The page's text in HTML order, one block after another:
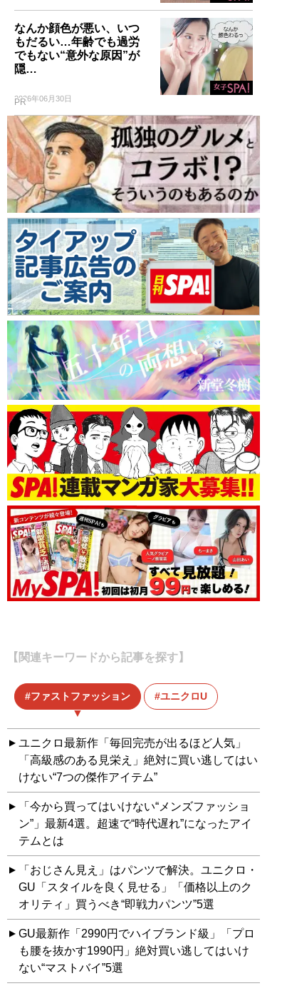
なんか顔色が悪い、いつ
もだるい…年齢でも過労
でもない“意外な原因”が
隠…
2026年06月30日
PR
【関連キーワードから記事を探す】
ファストファッション ユニクロU
ユニクロ最新作「毎回完売が出るほど人気」
「高級感のある見栄え」絶対に買い逃してはい
けない“7つの傑作アイテム”
「今から買ってはいけない“メンズファッショ
ン”」最新4選。超速で“時代遅れ”になったアイ
テムとは
「おじさん見え」はパンツで解決。ユニクロ・
GU「スタイルを良く見せる」「価格以上のク
オリティ」買うべき“即戦力パンツ”5選
GU最新作「2990円でハイブランド級」「プロ
も腰を抜かす1990円」絶対買い逃してはいけ
ない“マストバイ”5選